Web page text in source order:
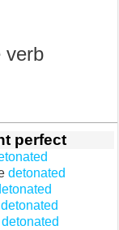
verb
perfect
detonated
detonated
detonated